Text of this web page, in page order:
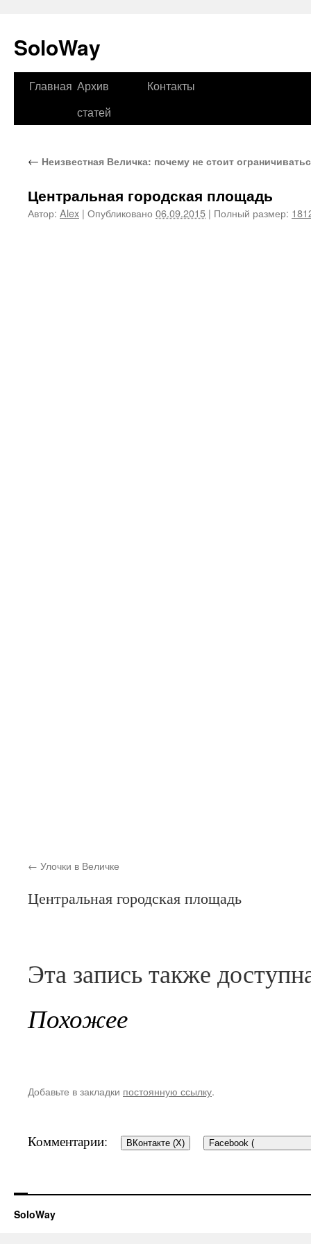
SoloWay
Перейти
Главная Архив
статей
Контакты
← Неизвестная Величка: почему не стоит
Центральная городская площадь
Автор: Alex | Опубликовано 06.09.2015 | Полный размер:
Улочки в Величке
Центральная городская площадь
Эта запись также
Похожее
Добавьте в закладки постоянную ссылку.
Комментарии: ВКонтакте (X) Facebook (
SoloWay